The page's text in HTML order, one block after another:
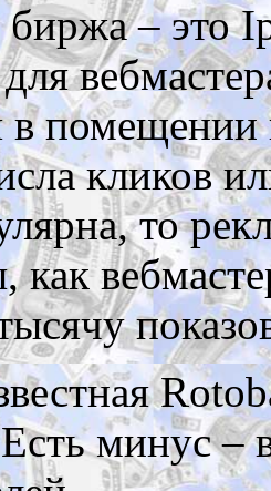
– это
в
кликов
то
как
минус –